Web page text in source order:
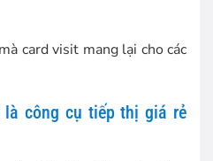
card visit mang lại cho các
công cụ tiếp thị giá rẻ